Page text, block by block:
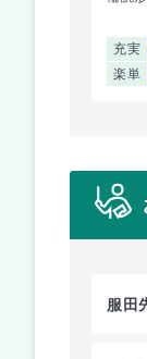
充実
楽単
服田